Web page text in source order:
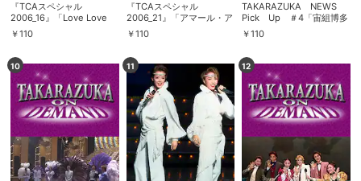
『TCAスペシャル
2006_16』「Love Love
Love」
￥110
『TCAスペシャル
2006_21』「アマール・ア
マール」
￥110
TAKARAZUKA NEWS
Pick Up ＃4「宙組博多
座公演『コパカバーナ』舞
台レポート」
￥110
10 11 12